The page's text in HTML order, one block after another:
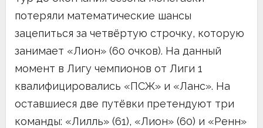
потеряли математические шансы
зацепиться за четвёртую строчку, которую
занимает «Лион» (60 очков). На данный
момент в Лигу чемпионов от Лиги 1
квалифицировались «ПСЖ» и «Ланс». На
оставшиеся две путёвки претендуют три
команды: «Лилль» (61), «Лион» (60) и «Ренн»